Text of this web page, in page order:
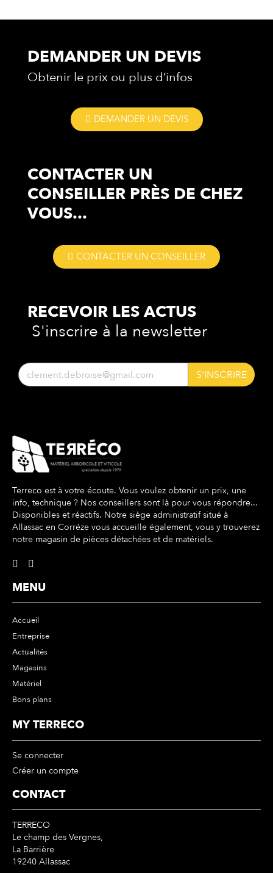
DEMANDER UN DEVIS
Obtenir le prix ou plus d’infos
DEMANDER UN DEVIS
CONTACTER UN
CONSEILLER PRÈS DE CHEZ
VOUS...
CONTACTER UN CONSEILLER
RECEVOIR LESACTUS
S'inscrire à la newsletter
S'INSCRIRE
Terreco est à votre écoute. Vous voulez obtenir un prix, une
info, technique ? Nos conseillers sont là pour vous répondre...
Disponibles et réactifs. Notre siège administratif situé à
Allassac en Corréze vous accueille également, vous y trouverez
notre magasin de pièces détachées et de matériels.
MENU
Accueil
Entreprise
Actualités
Magasins
Matériel
Bons plans
MY TERRECO
Se connecter
Créer un compte
CONTACT
TERRECO
Le champ des Vergnes,
La Barrière
19240 Allassac